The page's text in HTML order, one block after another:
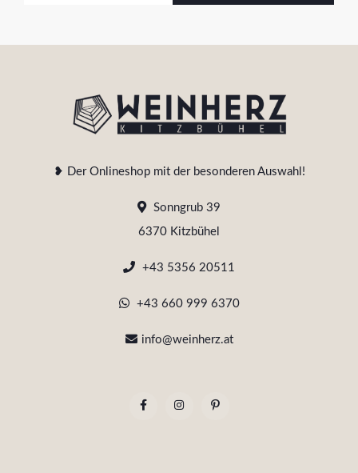
❥ Der Onlineshop mit der besonderen Auswahl!
Sonngrub 39
6370 Kitzbühel
+43 5356 20511
+43 660 999 6370
info@weinherz.at